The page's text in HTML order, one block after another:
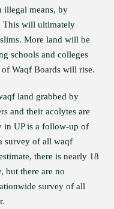
illegal means, by
This will ultimately
More land will be
schools and colleges
Waqf Boards will rise.
land grabbed by
and their acolytes are
in UP is a follow-up of
survey of all waqf
there is nearly 18
but there are no
survey of all